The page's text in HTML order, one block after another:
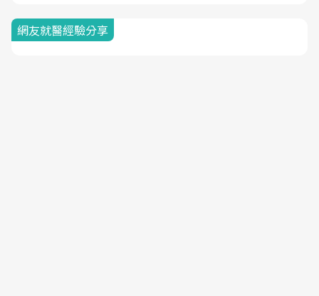
網友就醫經驗分享